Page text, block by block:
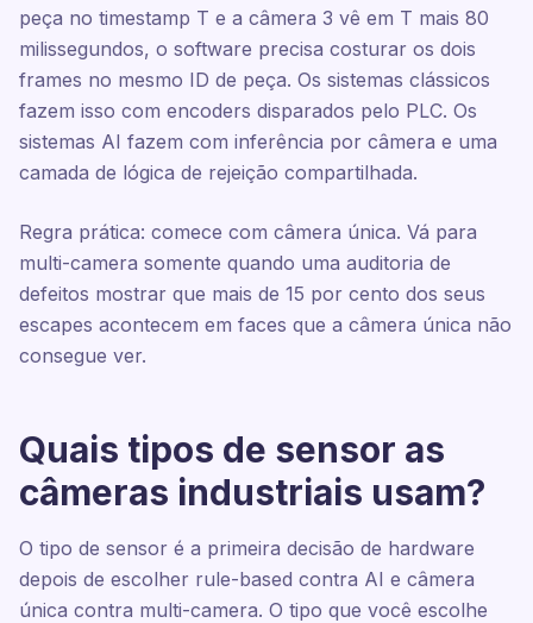
peça no timestamp T e a câmera 3 vê em T mais 80
milissegundos, o software precisa costurar os dois
frames no mesmo ID de peça. Os sistemas clássicos
fazem isso com encoders disparados pelo PLC. Os
sistemas AI fazem com inferência por câmera e uma
camada de lógica de rejeição compartilhada.
Regra prática: comece com câmera única. Vá para
multi-camera somente quando uma auditoria de
defeitos mostrar que mais de 15 por cento dos seus
escapes acontecem em faces que a câmera única não
consegue ver.
Quais tipos de sensor as
câmeras industriais usam?
O tipo de sensor é a primeira decisão de hardware
depois de escolher rule-based contra AI e câmera
única contra multi-camera. O tipo que você escolhe